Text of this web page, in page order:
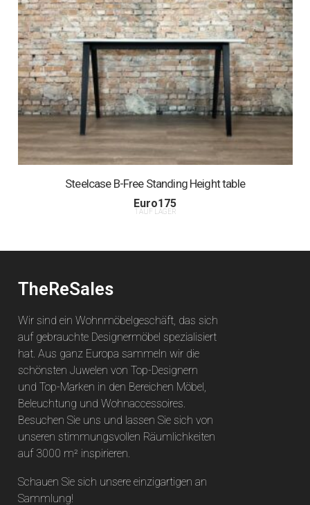
Steelcase B-Free Standing Height table
Euro175
1 AUF LAGER
TheReSales
Wir sind ein Wohnmöbelgeschäft, das sich
auf gebrauchte Designermöbel spezialisiert
hat. Aus ganz Europa sammeln wir die
schönsten Juwelen von Top-Designern
und Top-Marken in den Bereichen Möbel,
Beleuchtung und Wohnaccessoires.
Besuchen Sie uns und lassen Sie sich von
unseren stimmungsvollen Räumlichkeiten
auf 3000 m² inspirieren.
Schauen Sie sich unsere einzigartigen an
Sammlung!